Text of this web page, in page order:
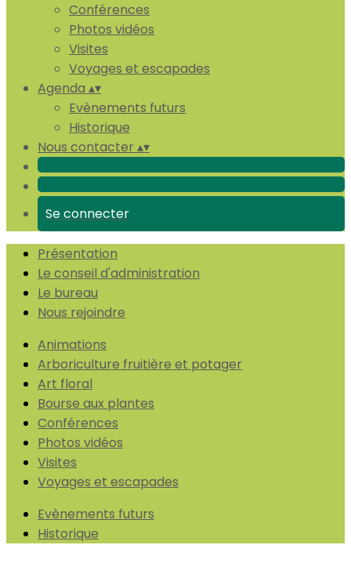
Conférences
Photos vidéos
Visites
Voyages et escapades
Agenda ▴▾
Evènements futurs
Historique
Nous contacter ▴▾
Se connecter
Présentation
Le conseil d'administration
Le bureau
Nous rejoindre
Animations
Arboriculture fruitière et potager
Art floral
Bourse aux plantes
Conférences
Photos vidéos
Visites
Voyages et escapades
Evènements futurs
Historique